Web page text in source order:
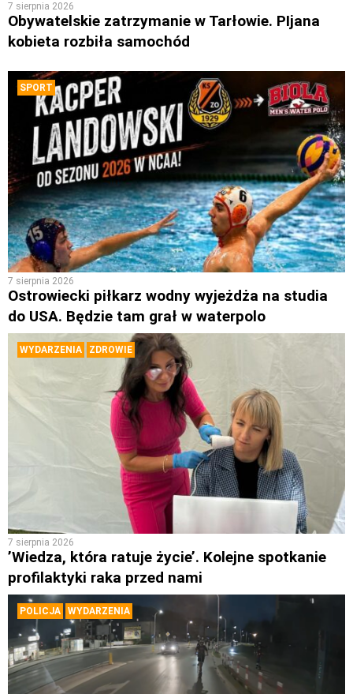
7 sierpnia 2026
Obywatelskie zatrzymanie w Tarłowie. PIjana
kobieta rozbiła samochód
SPORT
7 sierpnia 2026
Ostrowiecki piłkarz wodny wyjeżdża na studia
do USA. Będzie tam grał w waterpolo
WYDARZENIA ZDROWIE
7 sierpnia 2026
’Wiedza, która ratuje życie’. Kolejne spotkanie
profilaktyki raka przed nami
POLICJA WYDARZENIA